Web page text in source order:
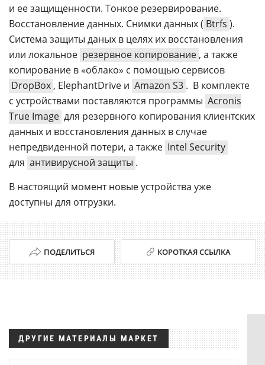
и ее защищенности. Тонкое резервирование.
Восстановление данных. Снимки данных ( Btrfs ).
Система защиты даных в целях их восстановления
или локальное резервное копирование , а также
копирование в «облако» с помощью сервисов
DropBox , ElephantDrive и Amazon S3 . В комплекте
с устройствами поставляются программы Acronis
True Image для резервного копирования клиентских
данных и восстановления данных в случае
непредвиденной потери, а также Intel Security
для антивирусной защиты .
В настоящий момент новые устройства уже
доступны для отгрузки.
ПОДЕЛИТЬСЯ КОРОТКАЯ ССЫЛКА
ДРУГИЕ МАТЕРИАЛЫ МАРКЕТ